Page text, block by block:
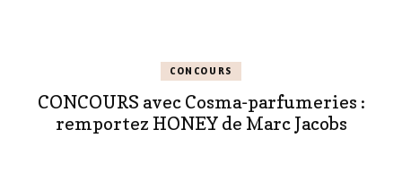
CONCOURS
CONCOURS avec Cosma-parfumeries :
remportez HONEY de Marc Jacobs